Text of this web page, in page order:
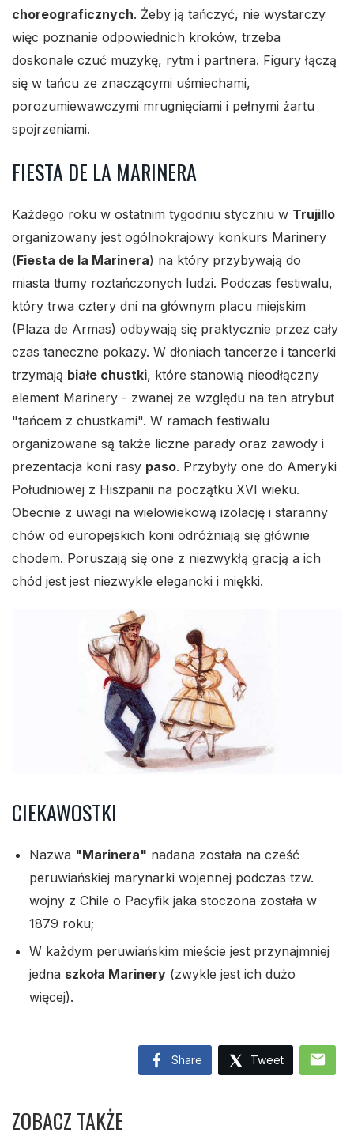
choreograficznych. Żeby ją tańczyć, nie wystarczy
więc poznanie odpowiednich kroków, trzeba
doskonale czuć muzykę, rytm i partnera. Figury łączą
się w tańcu ze znaczącymi uśmiechami,
porozumiewawczymi mrugnięciami i pełnymi żartu
spojrzeniami.
FIESTA DE LA MARINERA
Każdego roku w ostatnim tygodniu styczniu w Trujillo
organizowany jest ogólnokrajowy konkurs Marinery
(Fiesta de la Marinera) na który przybywają do
miasta tłumy roztańczonych ludzi. Podczas festiwalu,
który trwa cztery dni na głównym placu miejskim
(Plaza de Armas) odbywają się praktycznie przez cały
czas taneczne pokazy. W dłoniach tancerze i tancerki
trzymają białe chustki, które stanowią nieodłączny
element Marinery - zwanej ze względu na ten atrybut
"tańcem z chustkami". W ramach festiwalu
organizowane są także liczne parady oraz zawody i
prezentacja koni rasy paso. Przybyły one do Ameryki
Południowej z Hiszpanii na początku XVI wieku.
Obecnie z uwagi na wielowiekową izolację i staranny
chów od europejskich koni odróżniają się głównie
chodem. Poruszają się one z niezwykłą gracją a ich
chód jest jest niezwykle elegancki i miękki.
CIEKAWOSTKI
Nazwa "Marinera" nadana została na cześć
peruwiańskiej marynarki wojennej podczas tzw.
wojny z Chile o Pacyfik jaka stoczona została w
1879 roku;
W każdym peruwiańskim mieście jest przynajmniej
jedna szkoła Marinery (zwykle jest ich dużo
więcej).
Share Tweet mail
ZOBACZ TAKŻE